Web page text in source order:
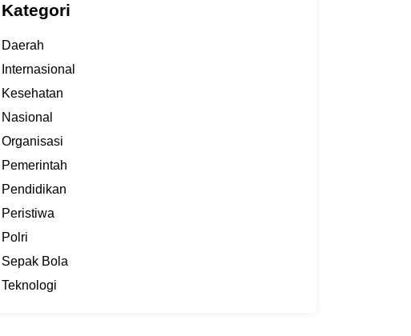
Kategori
Daerah
Internasional
Kesehatan
Nasional
Organisasi
Pemerintah
Pendidikan
Peristiwa
Polri
Sepak Bola
Teknologi